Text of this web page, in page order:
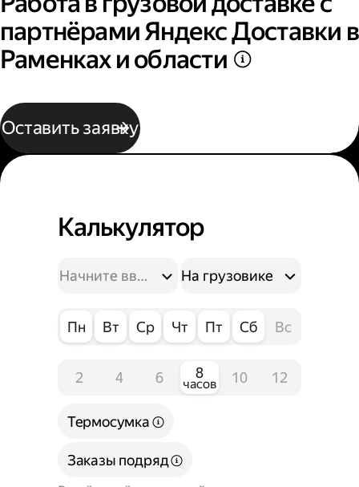
партнёрами Яндекс Доставки в
Раменках и области
Оставить заявку
Калькулятор
На грузовике
Пн Вт Ср Чт Пт Сб Вс
2 4 6 8
часов 10 12
Термосумка
Заказы подряд